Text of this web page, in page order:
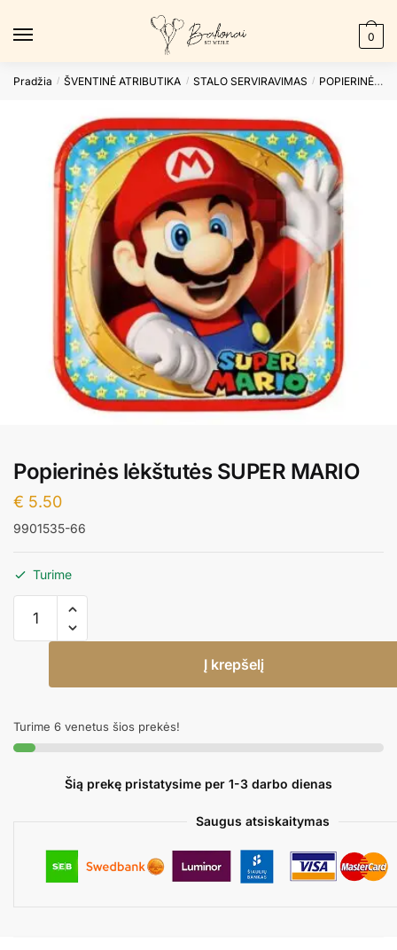
0
Pradžia / ŠVENTINĖ ATRIBUTIKA / STALO SERVIRAVIMAS / POPIERINĖS LĖKŠTUTĖS
Popierinės lėkštutės SUPER MARIO
€ 5.50
9901535-66
Turime
kiekis:
Popierinės
SUPER
Į krepšelį
Turime 6 venetus šios prekės!
Šią prekę pristatysime per 1-3 darbo dienas
Saugus atsiskaitymas